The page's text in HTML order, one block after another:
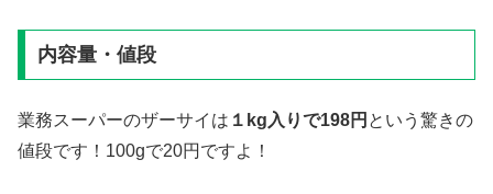
内容量・値段
業務スーパーのザーサイは １kg入りで198円 という驚きの
値段です！100gで20円ですよ！